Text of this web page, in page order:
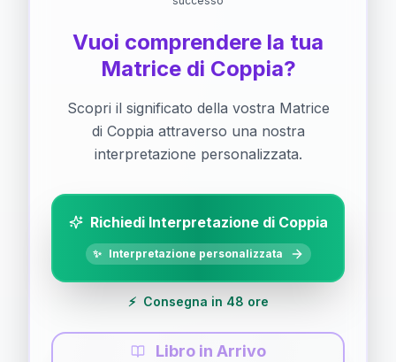
Vuoi comprendere la tua
Matrice di Coppia?
Scopri il significato della vostra Matrice
di Coppia attraverso una nostra
interpretazione personalizzata.
Richiedi Interpretazione di Coppia
✨ Interpretazione personalizzata
⚡ Consegna in 48 ore
Libro in Arrivo